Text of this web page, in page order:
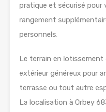
pratique et sécurisé pour
rangement
personnels.
Le terrain en lotissement
extérieur généreux pour
terrasse ou tout autre
La localisation à Orbey